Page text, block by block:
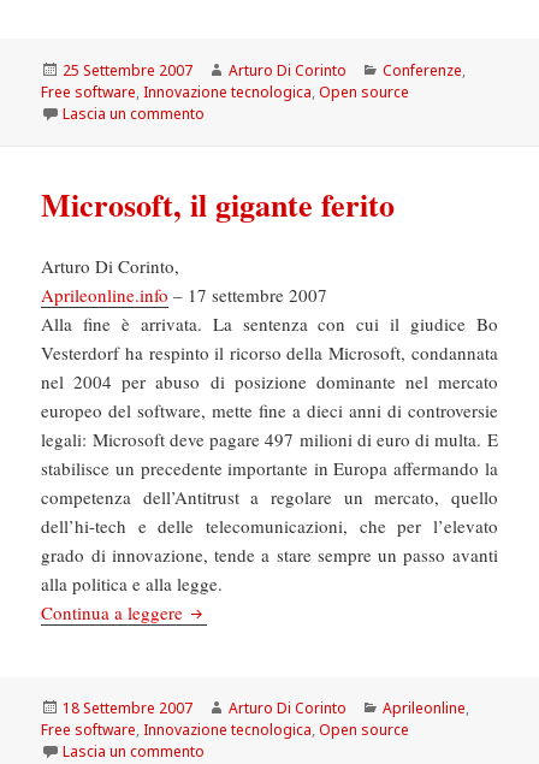
Scritto
il
25 Settembre 2007 Autore
Arturo Di Corinto Categorie
Conferenze,
Free software,Innovazione tecnologica,Open source
Lascia un commento
Microsoft, il gigante ferito
Arturo Di Corinto,
Aprileonline.info – 17 settembre 2007
Alla fine è arrivata. La sentenza con cui il giudice Bo
Vesterdorf ha respinto il ricorso della Microsoft, condannata
nel 2004 per abuso di posizione dominante nel mercato
europeo del software, mette fine a dieci anni di controversie
legali: Microsoft deve pagare 497 milioni di euro di multa. E
stabilisce un precedente importante in Europa affermando la
competenza dell’Antitrust a regolare un mercato, quello
dell’hi-tech e delle telecomunicazioni, che per l’elevato
grado di innovazione, tende a stare sempre un passo avanti
alla politica e alla legge.
Continua a leggere Microsoft, il gigante ferito
Scritto
il
18 Settembre 2007 Autore
Arturo Di Corinto Categorie
Aprileonline,
Free software,Innovazione tecnologica,Open source
Lascia un commento